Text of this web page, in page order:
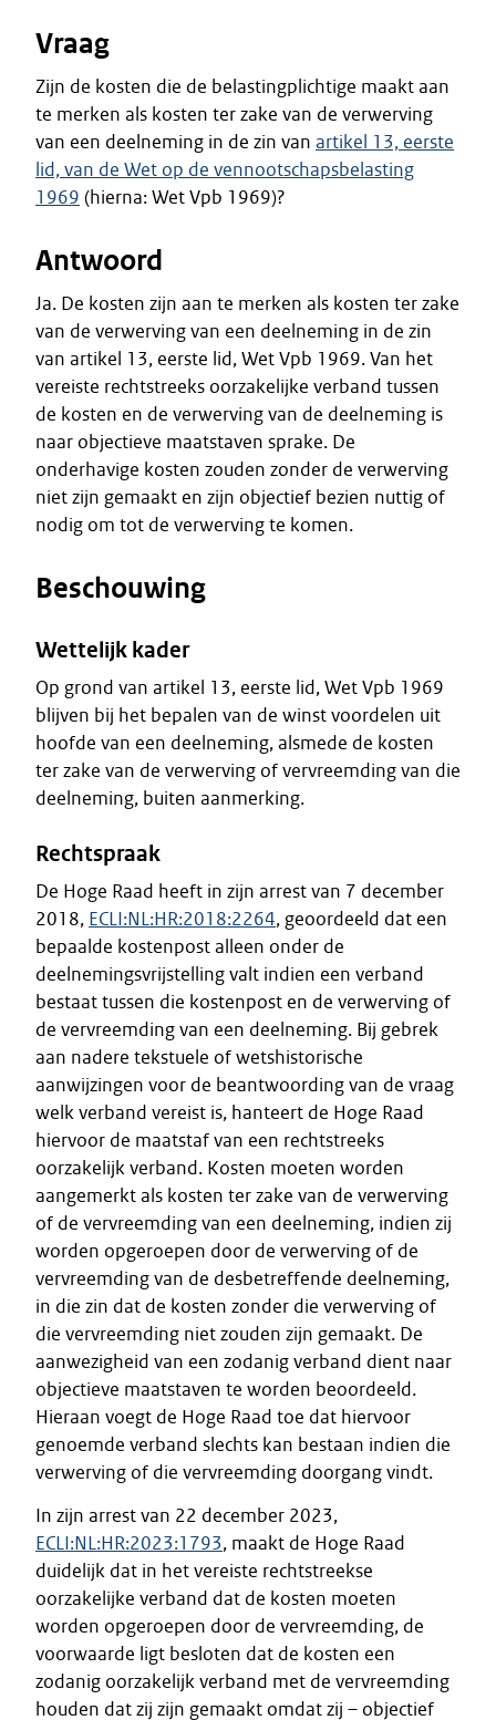
Vraag
Zijn de kosten die de belastingplichtige maakt aan
te merken als kosten ter zake van de verwerving
van een deelneming in de zin van artikel 13, eerste
lid, van de Wet op de vennootschapsbelasting
1969 (hierna: Wet Vpb 1969)?
Antwoord
Ja. De kosten zijn aan te merken als kosten ter zake
van de verwerving van een deelneming in de zin
van artikel 13, eerste lid, Wet Vpb 1969. Van het
vereiste rechtstreeks oorzakelijke verband tussen
de kosten en de verwerving van de deelneming is
naar objectieve maatstaven sprake. De
onderhavige kosten zouden zonder de verwerving
niet zijn gemaakt en zijn objectief bezien nuttig of
nodig om tot de verwerving te komen.
Beschouwing
Wettelijk kader
Op grond van artikel 13, eerste lid, Wet Vpb 1969
blijven bij het bepalen van de winst voordelen uit
hoofde van een deelneming, alsmede de kosten
ter zake van de verwerving of vervreemding van die
deelneming, buiten aanmerking.
Rechtspraak
De Hoge Raad heeft in zijn arrest van 7 december
2018, ECLI:NL:HR:2018:2264, geoordeeld dat een
bepaalde kostenpost alleen onder de
deelnemingsvrijstelling valt indien een verband
bestaat tussen die kostenpost en de verwerving of
de vervreemding van een deelneming. Bij gebrek
aan nadere tekstuele of wetshistorische
aanwijzingen voor de beantwoording van de vraag
welk verband vereist is, hanteert de Hoge Raad
hiervoor de maatstaf van een rechtstreeks
oorzakelijk verband. Kosten moeten worden
aangemerkt als kosten ter zake van de verwerving
of de vervreemding van een deelneming, indien zij
worden opgeroepen door de verwerving of de
vervreemding van de desbetreffende deelneming,
in die zin dat de kosten zonder die verwerving of
die vervreemding niet zouden zijn gemaakt. De
aanwezigheid van een zodanig verband dient naar
objectieve maatstaven te worden beoordeeld.
Hieraan voegt de Hoge Raad toe dat hiervoor
genoemde verband slechts kan bestaan indien die
verwerving of die vervreemding doorgang vindt.
In zijn arrest van 22 december 2023,
ECLI:NL:HR:2023:1793, maakt de Hoge Raad
duidelijk dat in het vereiste rechtstreekse
oorzakelijke verband dat de kosten moeten
worden opgeroepen door de vervreemding, de
voorwaarde ligt besloten dat de kosten een
zodanig oorzakelijk verband met de vervreemding
houden dat zij zijn gemaakt omdat zij – objectief